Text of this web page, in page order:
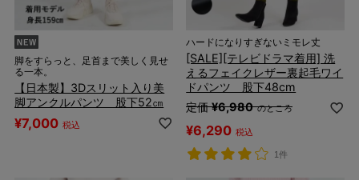
脚をすらっと、足首まで美しく見せ
る一本。
【日本製】3Dスリット入り美
脚アンクルパンツ 股下52㎝
¥7,000 税込
ハードになりすぎないミモレ丈
[SALE][テレビドラマ着用] 洗
えるフェイクレザー裏起毛ワイ
ドパンツ 股下48cm
定価 ¥6,980 のところ
¥6,290 税込
1件